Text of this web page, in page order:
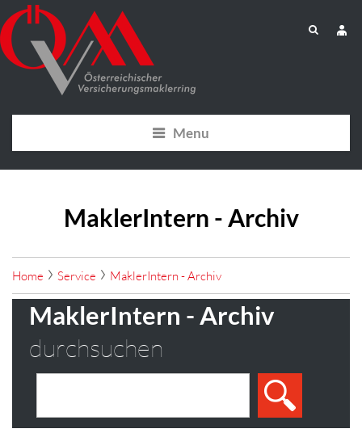
Menu
MaklerIntern - Archiv
Home Service MaklerIntern - Archiv
MaklerIntern - Archiv
durchsuchen